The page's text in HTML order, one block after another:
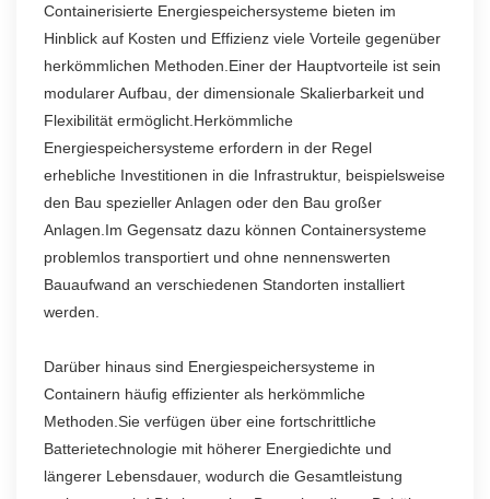
Containerisierte Energiespeichersysteme bieten im
Hinblick auf Kosten und Effizienz viele Vorteile gegenüber
herkömmlichen Methoden.Einer der Hauptvorteile ist sein
modularer Aufbau, der dimensionale Skalierbarkeit und
Flexibilität ermöglicht.Herkömmliche
Energiespeichersysteme erfordern in der Regel
erhebliche Investitionen in die Infrastruktur, beispielsweise
den Bau spezieller Anlagen oder den Bau großer
Anlagen.Im Gegensatz dazu können Containersysteme
problemlos transportiert und ohne nennenswerten
Bauaufwand an verschiedenen Standorten installiert
werden.
Darüber hinaus sind Energiespeichersysteme in
Containern häufig effizienter als herkömmliche
Methoden.Sie verfügen über eine fortschrittliche
Batterietechnologie mit höherer Energiedichte und
längerer Lebensdauer, wodurch die Gesamtleistung